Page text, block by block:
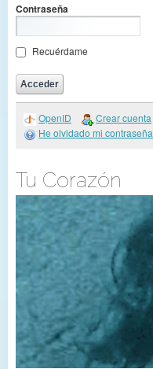
Contraseña
Recuérdame
OpenID
Crear cuenta
He olvidado mi contraseña
Tu Corazón